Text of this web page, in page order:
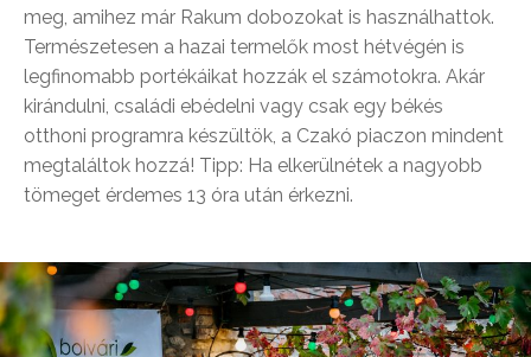
meg, amihez már Rakum dobozokat is használhattok.
Természetesen a hazai termelők most hétvégén is
legfinomabb portékáikat hozzák el számotokra. Akár
kirándulni, családi ebédelni vagy csak egy békés
otthoni programra készültök, a Czakó piaczon mindent
megtaláltok hozzá! Tipp: Ha elkerülnétek a nagyobb
tömeget érdemes 13 óra után érkezni.